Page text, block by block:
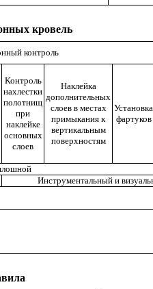
кровель
контроль
Контроль
нахлестки
полотнищ
при
наклейке
основных
слоев
Наклейка
дополнительных
слоев в местах
примыкания к
вертикальным
поверхностям
Установка
фартуков
Инструментальный и